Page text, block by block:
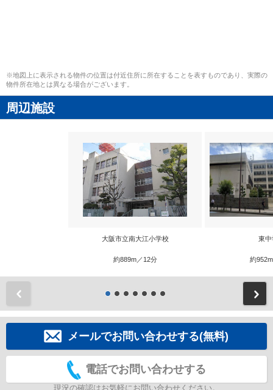
※地図上に表示される物件の位置は付近住所に所在することを表すものであり、実際の
物件所在地とは異なる場合がございます。
周辺施設
大阪市立南大江小学校
約889m／12分
東中
約
メールでお問い合わせする(無料)
電話でお問い合わせする
現況の確認はお気軽にお問い合わせください。